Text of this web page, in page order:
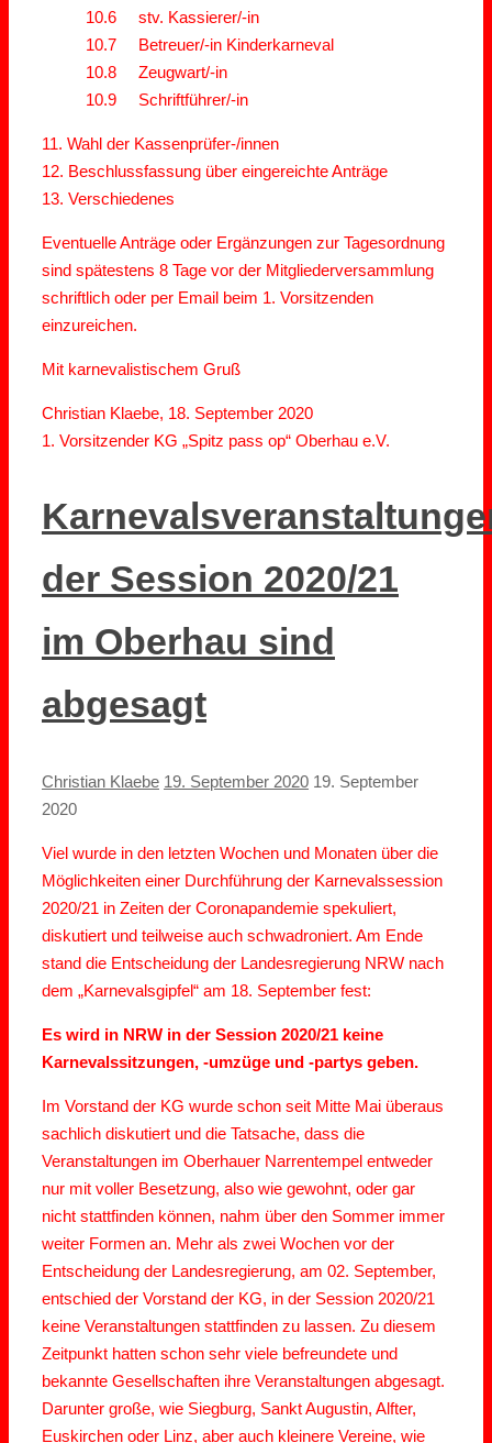
10.6 stv. Kassierer/-in
10.7 Betreuer/-in Kinderkarneval
10.8 Zeugwart/-in
10.9 Schriftführer/-in
11. Wahl der Kassenprüfer-/innen
12. Beschlussfassung über eingereichte Anträge
13. Verschiedenes
Eventuelle Anträge oder Ergänzungen zur Tagesordnung
sind spätestens 8 Tage vor der Mitgliederversammlung
schriftlich oder per Email beim 1. Vorsitzenden
einzureichen.
Mit karnevalistischem Gruß
Christian Klaebe, 18. September 2020
1. Vorsitzender KG „Spitz pass op“ Oberhau e.V.
der Session 2020/21
im Oberhau sind
abgesagt
Christian Klaebe 19. September 2020 19. September
2020
Viel wurde in den letzten Wochen und Monaten über die
Möglichkeiten einer Durchführung der Karnevalssession
2020/21 in Zeiten der Coronapandemie spekuliert,
diskutiert und teilweise auch schwadroniert. Am Ende
stand die Entscheidung der Landesregierung NRW nach
dem „Karnevalsgipfel“ am 18. September fest:
Es wird in NRW in der Session 2020/21 keine
Karnevalssitzungen, -umzüge und -partys geben.
Im Vorstand der KG wurde schon seit Mitte Mai überaus
sachlich diskutiert und die Tatsache, dass die
Veranstaltungen im Oberhauer Narrentempel entweder
nur mit voller Besetzung, also wie gewohnt, oder gar
nicht stattfinden können, nahm über den Sommer immer
weiter Formen an. Mehr als zwei Wochen vor der
Entscheidung der Landesregierung, am 02. September,
entschied der Vorstand der KG, in der Session 2020/21
keine Veranstaltungen stattfinden zu lassen. Zu diesem
Zeitpunkt hatten schon sehr viele befreundete und
bekannte Gesellschaften ihre Veranstaltungen abgesagt.
Darunter große, wie Siegburg, Sankt Augustin, Alfter,
Euskirchen oder Linz, aber auch kleinere Vereine, wie